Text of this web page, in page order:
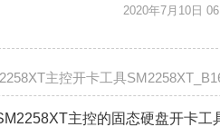
2020年7月10日
主控开卡工具
主控的固态硬盘开卡工